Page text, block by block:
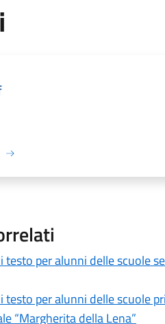
testo per alunni delle scuole
testo per alunni delle scuole
“Margherita della Lena”